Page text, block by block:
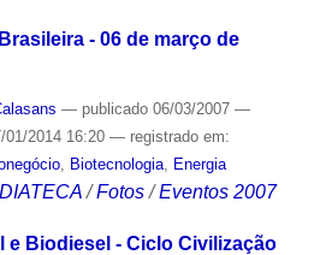
- 06 de março de
— publicado06/03/2007 —
2014 16:20 — registrado em:
, Biotecnologia, Energia
/Fotos /Eventos 2007
e Biodiesel - Ciclo Civilização